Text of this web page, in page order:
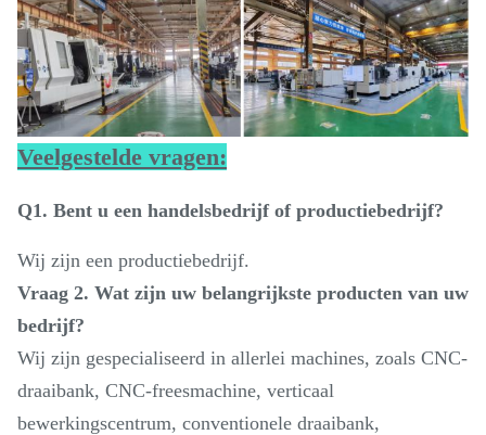
Veelgestelde vragen:
Q1. Bent u een handelsbedrijf of productiebedrijf?
Wij zijn een productiebedrijf.
Vraag 2. Wat zijn uw belangrijkste producten van uw
bedrijf?
Wij zijn gespecialiseerd in allerlei machines, zoals CNC-
draaibank, CNC-freesmachine, verticaal
bewerkingscentrum, conventionele draaibank,